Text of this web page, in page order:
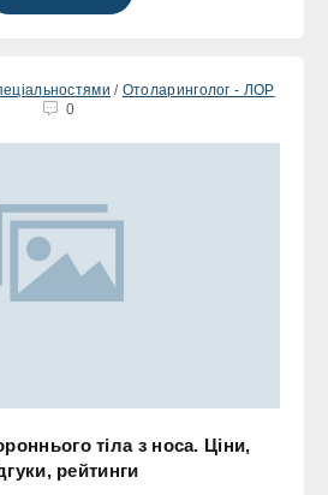
/ Отоларинголог - ЛОР
0
тіла з носа. Ціни,
рейтинги